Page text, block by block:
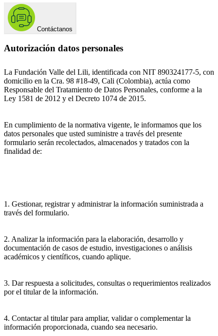
Contáctanos
Autorización datos personales
La Fundación Valle del Lili, identificada con NIT 890324177-5, con
domicilio en la Cra. 98 #18-49, Cali (Colombia), actúa como
Responsable del Tratamiento de Datos Personales, conforme a la
Ley 1581 de 2012 y el Decreto 1074 de 2015.
En cumplimiento de la normativa vigente, le informamos que los
datos personales que usted suministre a través del presente
formulario serán recolectados, almacenados y tratados con la
finalidad de:
1. Gestionar, registrar y administrar la información suministrada a
través del formulario.
2. Analizar la información para la elaboración, desarrollo y
documentación de casos de estudio, investigaciones o análisis
académicos y científicos, cuando aplique.
3. Dar respuesta a solicitudes, consultas o requerimientos realizados
por el titular de la información.
4. Contactar al titular para ampliar, validar o complementar la
información proporcionada, cuando sea necesario.